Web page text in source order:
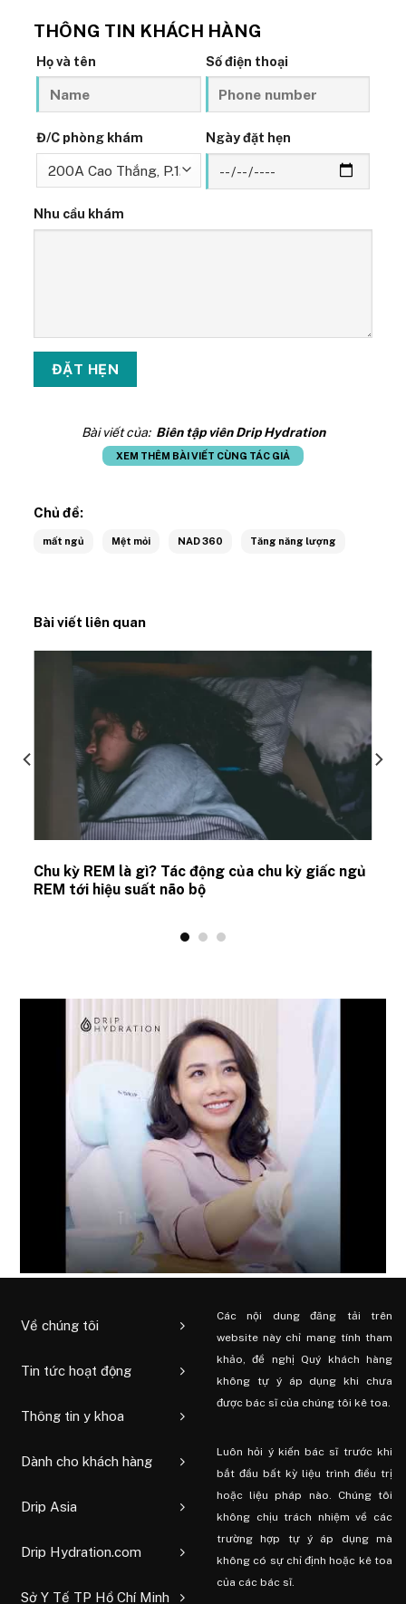
THÔNG TIN KHÁCH HÀNG
Họ và tên Số điện thoại
Đ/C phòng khám Ngày đặt hẹn
Nhu cầu khám
Bài viết của: Biên tập viên Drip Hydration
XEM THÊM BÀI VIẾT CÙNG TÁC GIẢ
Chủ đề:
mất ngủ Mệt mỏi NAD 360 Tăng năng lượng
Bài viết liên quan
Chu kỳ REM là gì? Tác động của chu kỳ giấc ngủ
REM tới hiệu suất não bộ
Về chúng tôi
Tin tức hoạt động
Thông tin y khoa
Dành cho khách hàng
Drip Asia
Drip Hydration.com
Sở Y Tế TP Hồ Chí Minh
Các nội dung đăng tải trên
website này chỉ mang tính tham
khảo, đề nghị Quý khách hàng
không tự ý áp dụng khi chưa
được bác sĩ của chúng tôi kê toa.
Luôn hỏi ý kiến ​​bác sĩ trước khi
bắt đầu bất kỳ liệu trình điều trị
hoặc liệu pháp nào. Chúng tôi
không chịu trách nhiệm về các
trường hợp tự ý áp dụng mà
không có sự chỉ định hoặc kê toa
của các bác sĩ.